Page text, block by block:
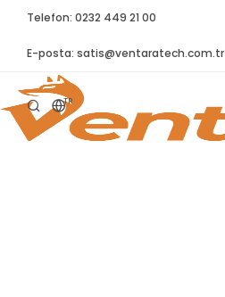
Telefon: 0232 449 21 00
E-posta: satis@ventaratech.com.tr
TR